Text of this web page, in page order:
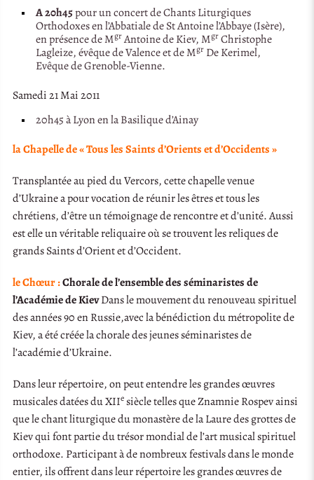
A 20h45pour un concert de Chants Liturgiques
Orthodoxes en l’Abbatiale de St Antoine l’Abbaye (Isère),
en présence de MgrAntoine de Kiev, MgrChristophe
Lagleize, évêque de Valence et de MgrDe Kerimel,
Evêque de Grenoble-Vienne.
Samedi 21 Mai 2011
20h45 à Lyon en la Basilique d’Ainay
la Chapelle de « Tous les Saints d’Orients et d’Occidents »
Transplantée au pied du Vercors, cette chapelle venue
d’Ukraine a pour vocation de réunir les êtres et tous les
chrétiens, d’être un témoignage de rencontre et d’unité. Aussi
est elle un véritable reliquaire où se trouvent les reliques de
grands Saints d’Orient et d’Occident.
le Chœur :Chorale de l’ensemble des séminaristes de
l’Académie de KievDans le mouvement du renouveau spirituel
des années 90 en Russie,avec la bénédiction du métropolite de
Kiev, a été créée la chorale des jeunes séminaristes de
l’académie d’Ukraine.
Dans leur répertoire, on peut entendre les grandes œuvres
musicales datées du XIIesiècle telles que Znamnie Rospev ainsi
que le chant liturgique du monastère de la Laure des grottes de
Kiev qui font partie du trésor mondial de l’art musical spirituel
orthodoxe. Participant à de nombreux festivals dans le monde
entier, ils offrent dans leur répertoire les grandes œuvres de